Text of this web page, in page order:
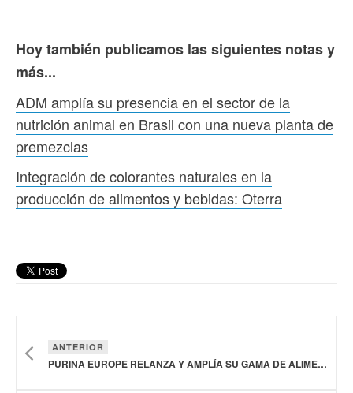
Hoy también publicamos las siguientes notas y
más...
ADM amplía su presencia en el sector de la
nutrición animal en Brasil con una nueva planta de
premezclas
Integración de colorantes naturales en la
producción de alimentos y bebidas: Oterra
ANTERIOR
PURINA EUROPE RELANZA Y AMPLÍA SU GAMA DE ALIMENTOS HÚMEDOS PARA GATOS BAJO LA MARCA GOURMET